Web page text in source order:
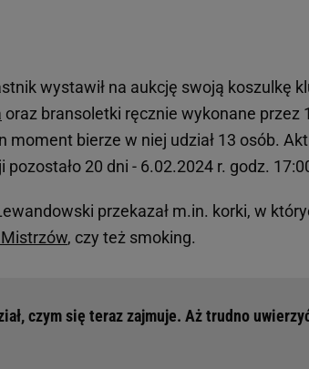
wystawił na aukcję swoją koszulkę
oraz bransoletki ręcznie wykonane przez
moment bierze w niej udział 13 osób.
20 dni - 6.02.2024 r. godz.
przekazał m.in. korki, w
, czy też smoking.
czym się teraz zajmuje. Aż trudno